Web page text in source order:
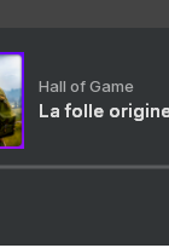
Hall of Game
La folle